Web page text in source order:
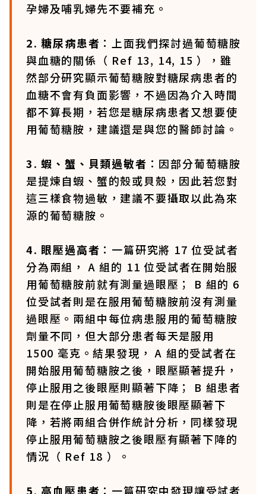
孕婦及哺乳婦先不要補充。
2. 糖尿病患者 ：上面我們探討過葡萄糖胺
與血糖的關係（ Ref 13, 14, 15 ），雖
然部分研究顯示葡萄糖胺對糖尿病患者的
血糖不會有負面影響，不過因為介入時間
都不算長期，若您是糖尿病患者又想要使
用葡萄糖胺，建議還是與您的醫師討論。
3. 蝦、蟹、貝類過敏者 ：因部分葡萄糖胺
是提煉自蝦、蟹的殼或貝殼，因此若您對
這三樣食物過敏，建議不要攝取以此為來
源的葡萄糖胺。
4. 眼壓過高者 ：一篇研究將 17 位受試者
分為兩組， A 組的 11 位受試者在開始服
用葡萄糖胺前就有測量過眼壓； B 組的 6
位受試者則是在服用葡萄糖胺前沒有測量
過眼壓。兩組中每位病患服用的葡萄糖胺
劑量不同，但大部分患者每天是服用
1500 毫克。結果發現， A 組的受試者在
開始服用葡萄糖胺之後，眼壓顯著提升，
停止服用之後眼壓則顯著下降； B 組患者
則是在停止服用葡萄糖胺後眼壓顯著下
降，若將兩組合併作統計分析，同樣發現
停止服用葡萄糖胺之後眼壓有顯著下降的
情況（ Ref 18 ）。
5. 高血壓患者 ：一篇研究中發現讓受試者